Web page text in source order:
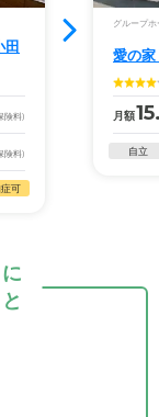
田
険料)
険料)
可
グループホ
愛の
月額
自立